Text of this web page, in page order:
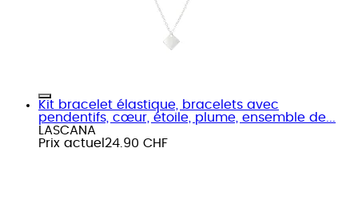
Kit bracelet élastique, bracelets avec
pendentifs, cœur, étoile, plume, ensemble de...
LASCANA
Prix actuel 24.90 CHF